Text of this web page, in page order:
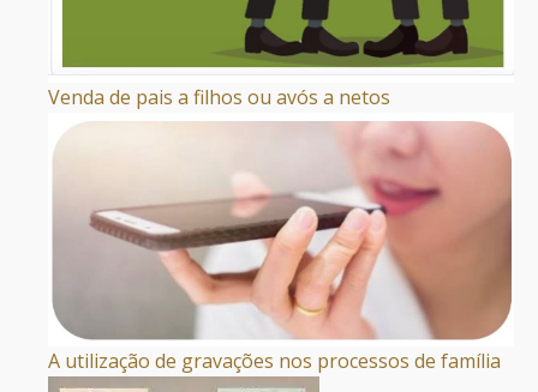
Venda de pais a filhos ou avós a netos
A utilização de gravações nos processos de família